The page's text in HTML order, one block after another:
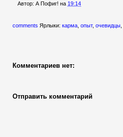
Автор: А Пофиг! на 19:14
comments Ярлыки: карма опыт, очевидцы
Комментариев нет:
Отправить комментарий